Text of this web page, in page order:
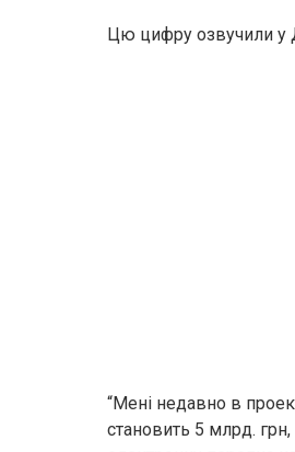
Цю цифру озвучили у
“Мені недавно в
становить 5 млрд.